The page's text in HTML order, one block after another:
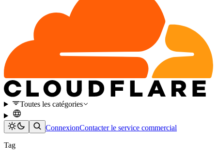
Toutes les catégories
ConnexionContacter le service commercial
Tag